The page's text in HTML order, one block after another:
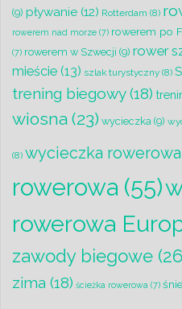
(9) pływanie(12) Rotterdam (8)
rowerem nad morze(7) rowerem po
(7) rowerem w Szwecji (9) rower
mieście(13) szlak turystyczny(8)
trening biegowy(18)
wiosna(23) wycieczka (9)
(8) wycieczka rowerowa
rowerowa (55)
rowerowa
zawody biegowe
zima (18) ścieżka rowerowa (7)